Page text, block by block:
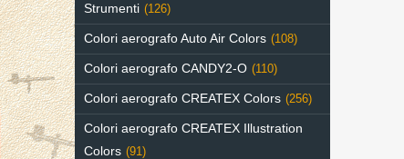
Strumenti (126)
Colori aerografo Auto Air Colors (108)
Colori aerografo CANDY2-O (110)
Colori aerografo CREATEX Colors (256)
Colori aerografo CREATEX Illustration
Colors (91)